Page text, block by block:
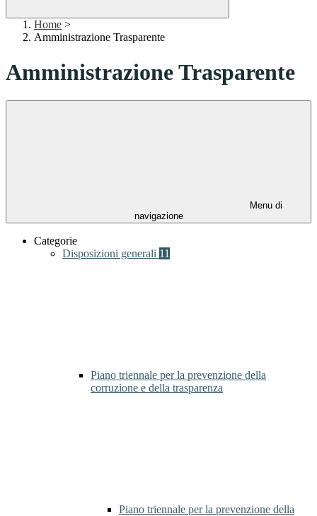
Home >
Amministrazione Trasparente
Amministrazione Trasparente
Menu di
navigazione
Categorie
Disposizioni generali 11
Piano triennale per la prevenzione della
corruzione e della trasparenza
Piano triennale per la prevenzione della